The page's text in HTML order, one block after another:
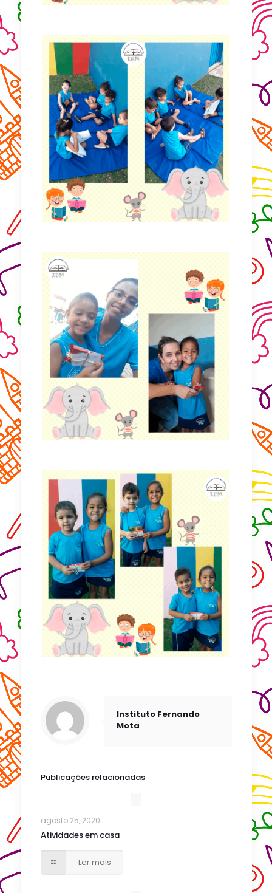
Instituto Fernando
Mota
Publicações relacionadas
agosto 25, 2020
Atividades em casa
Ler mais